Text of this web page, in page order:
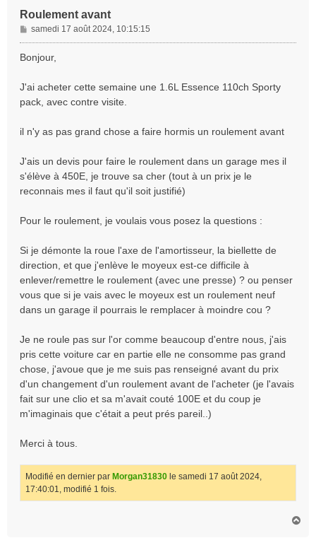
Roulement avant
M
e
s
g
e
samedi 17 août 2024, 10:15:15
Bonjour,
J'ai acheter cette semaine une 1.6L Essence 110ch Sporty
pack, avec contre visite.
il n'y as pas grand chose a faire hormis un roulement avant
J'ais un devis pour faire le roulement dans un garage mes il
s'élève à 450E, je trouve sa cher (tout à un prix je le
reconnais mes il faut qu'il soit justifié)
Pour le roulement, je voulais vous posez la questions :
Si je démonte la roue l'axe de l'amortisseur, la biellette de
direction, et que j'enlève le moyeux est-ce difficile à
enlever/remettre le roulement (avec une presse) ? ou penser
vous que si je vais avec le moyeux est un roulement neuf
dans un garage il pourrais le remplacer à moindre cou ?
Je ne roule pas sur l'or comme beaucoup d'entre nous, j'ais
pris cette voiture car en partie elle ne consomme pas grand
chose, j'avoue que je me suis pas renseigné avant du prix
d'un changement d'un roulement avant de l'acheter (je l'avais
fait sur une clio et sa m'avait couté 100E et du coup je
m'imaginais que c'était a peut prés pareil..)
Merci à tous.
Modifié en dernier par Morgan31830 le samedi 17 août 2024,
17:40:01, modifié 1 fois.